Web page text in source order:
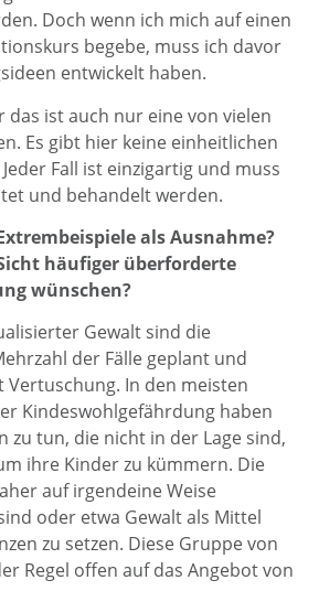
Doch wenn ich mich auf einen
begebe, muss ich davor
entwickelt haben.
das ist auch nur eine von vielen
Es gibt hier keine einheitlichen
Fall ist einzigartig und muss
und behandelt werden.
als Ausnahme?
häufiger überforderte
wünschen?
Gewalt sind die
der Fälle geplant und
Vertuschung. In den meisten
Kindeswohlgefährdung haben
zu tun, die nicht in der Lage sind,
ihre Kinder zu kümmern. Die
auf irgendeine Weise
oder etwa Gewalt als Mittel
zu setzen. Diese Gruppe von
Regel offen auf das Angebot von